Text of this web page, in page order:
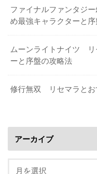
ファイナルファンタジ
め最強キャラクターと
ムーンライトナイツ リ
ーと序盤の攻略法
修行無双 リセマラとお
アーカイブ